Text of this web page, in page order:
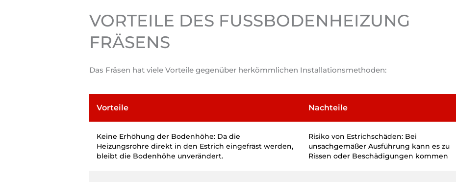
VORTEILE DES FUSSBODENHEIZUNG F
RÄSENS
Das Fräsen hat viele Vorteile gegenüber herkömmlichen Installationsmethoden:
Vorteile Nachteile
Keine Erhöhung der Bodenhöhe: Da die
Heizungsrohre direkt in den Estrich eingefräst werden,
bleibt die Bodenhöhe unverändert.
Risiko von Estrichschäden: Bei
unsachgemäßer Ausführung kann es zu
Rissen oder Beschädigungen kommen